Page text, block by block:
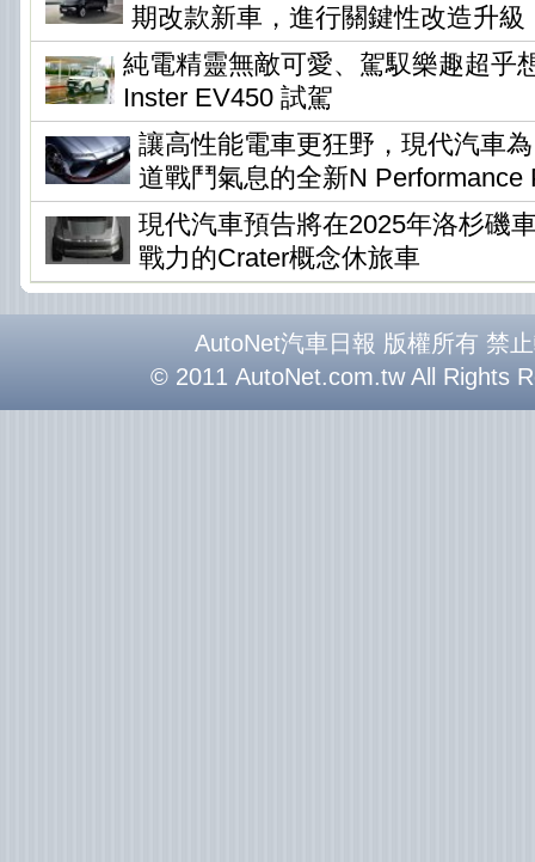
期改款新車，進行關鍵性改造升級
純電精靈無敵可愛、駕馭樂趣超乎
Inster EV450 試駕
讓高性能電車更狂野，現代汽車
道戰鬥氣息的全新N Performance
現代汽車預告將在2025年洛杉磯
戰力的Crater概念休旅車
AutoNet汽車日報 版權所有 禁
© 2011 AutoNet.com.tw All Rights